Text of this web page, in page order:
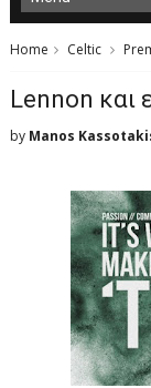
Home Celtic
Lennon και
by Manos